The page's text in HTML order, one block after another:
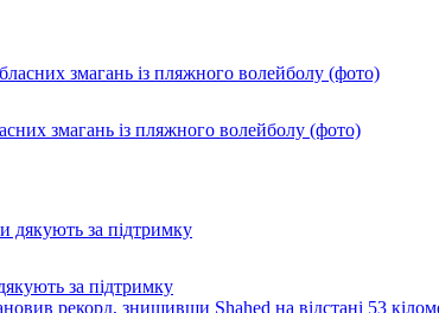
змагань із пляжного волейболу (фото)
за підтримку